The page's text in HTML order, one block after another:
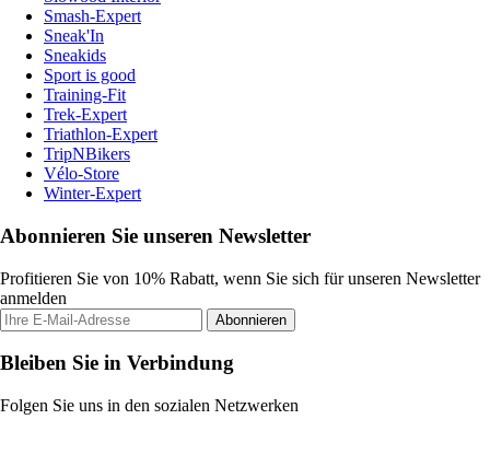
Smash-Expert
Sneak'In
Sneakids
Sport is good
Training-Fit
Trek-Expert
Triathlon-Expert
TripNBikers
Vélo-Store
Winter-Expert
Abonnieren Sie unseren Newsletter
Profitieren Sie von 10% Rabatt, wenn Sie sich für unseren Newsletter
anmelden
Abonnieren
Bleiben Sie in Verbindung
Folgen Sie uns in den sozialen Netzwerken